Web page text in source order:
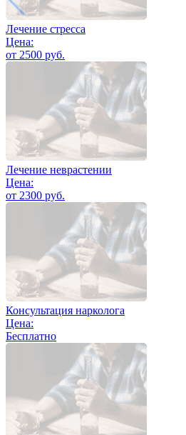
Лечение стресса
Цена:
от 2500 руб.
Лечение неврастении
Цена:
от 2300 руб.
Консультация нарколога
Цена:
Бесплатно